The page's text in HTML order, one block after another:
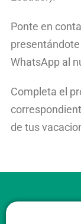
Ponte en
WhatsApp al
Completa el
de tus